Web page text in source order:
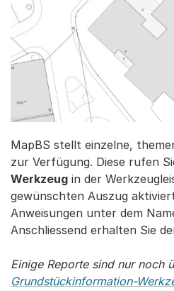
MapBS stellt einzelne,
zur Verfügung. Diese rufen
Werkzeug in der
gewünschten Auszug
Anweisungen unter dem
Anschliessend erhalten Sie
Einige Reporte sind nur noch
Grundstückinformation-